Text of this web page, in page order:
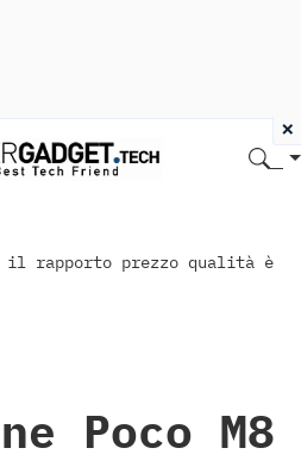
il rapporto prezzo qualità è
Poco M8
×